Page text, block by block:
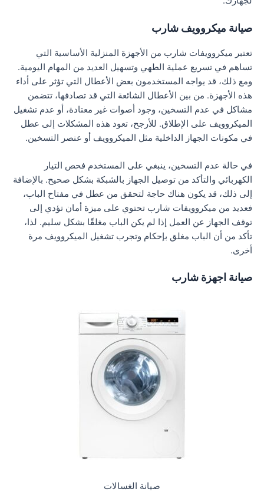
صيانة ميكروويف شارب
تعتبر ميكروويفات شارب من الأجهزة المنزلية الأساسية التي
تساهم في تسريع عملية الطهي وتسهيل العديد من المهام اليومية.
ومع ذلك، قد يواجه المستخدمون بعض الأعطال التي تؤثر على أداء
هذه الأجهزة. من بين الأعطال الشائعة التي قد تصادفها، تتضمن
مشاكل في عدم التسخين، وجود أصوات غير معتادة، أو عدم تشغيل
الميكروويف على الإطلاق. للأرجح، تعود هذه المشكلات إلى عطل
في مكونات الجهاز الداخلية مثل الميكروويف أو عنصر التسخين.
في حالة عدم التسخين، ينبغي على المستخدم فحص التيار
الكهربائي والتأكد من توصيل الجهاز بالشبكة بشكل صحيح. بالإضافة
إلى ذلك، قد يكون هناك حاجة لتحقق من عطل في مفتاح الباب،
فعديد من ميكروويفات شارب تحتوي على ميزة أمان تؤدي إلى
توقف الجهاز عن العمل إذا لم يكن الباب مغلقًا بشكل سليم. لذا،
تأكد من أن الباب مغلق بإحكام وتجرب تشغيل الميكروويف مرة
أخرى.
صيانة اجهزة شارب
صيانة الغسالات